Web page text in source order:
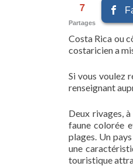
7
Partages
Costa Rica ou
costaricien a
Si vous voulez
renseignant
Deux rivages,
faune colorée
plages. Un
une
touristique